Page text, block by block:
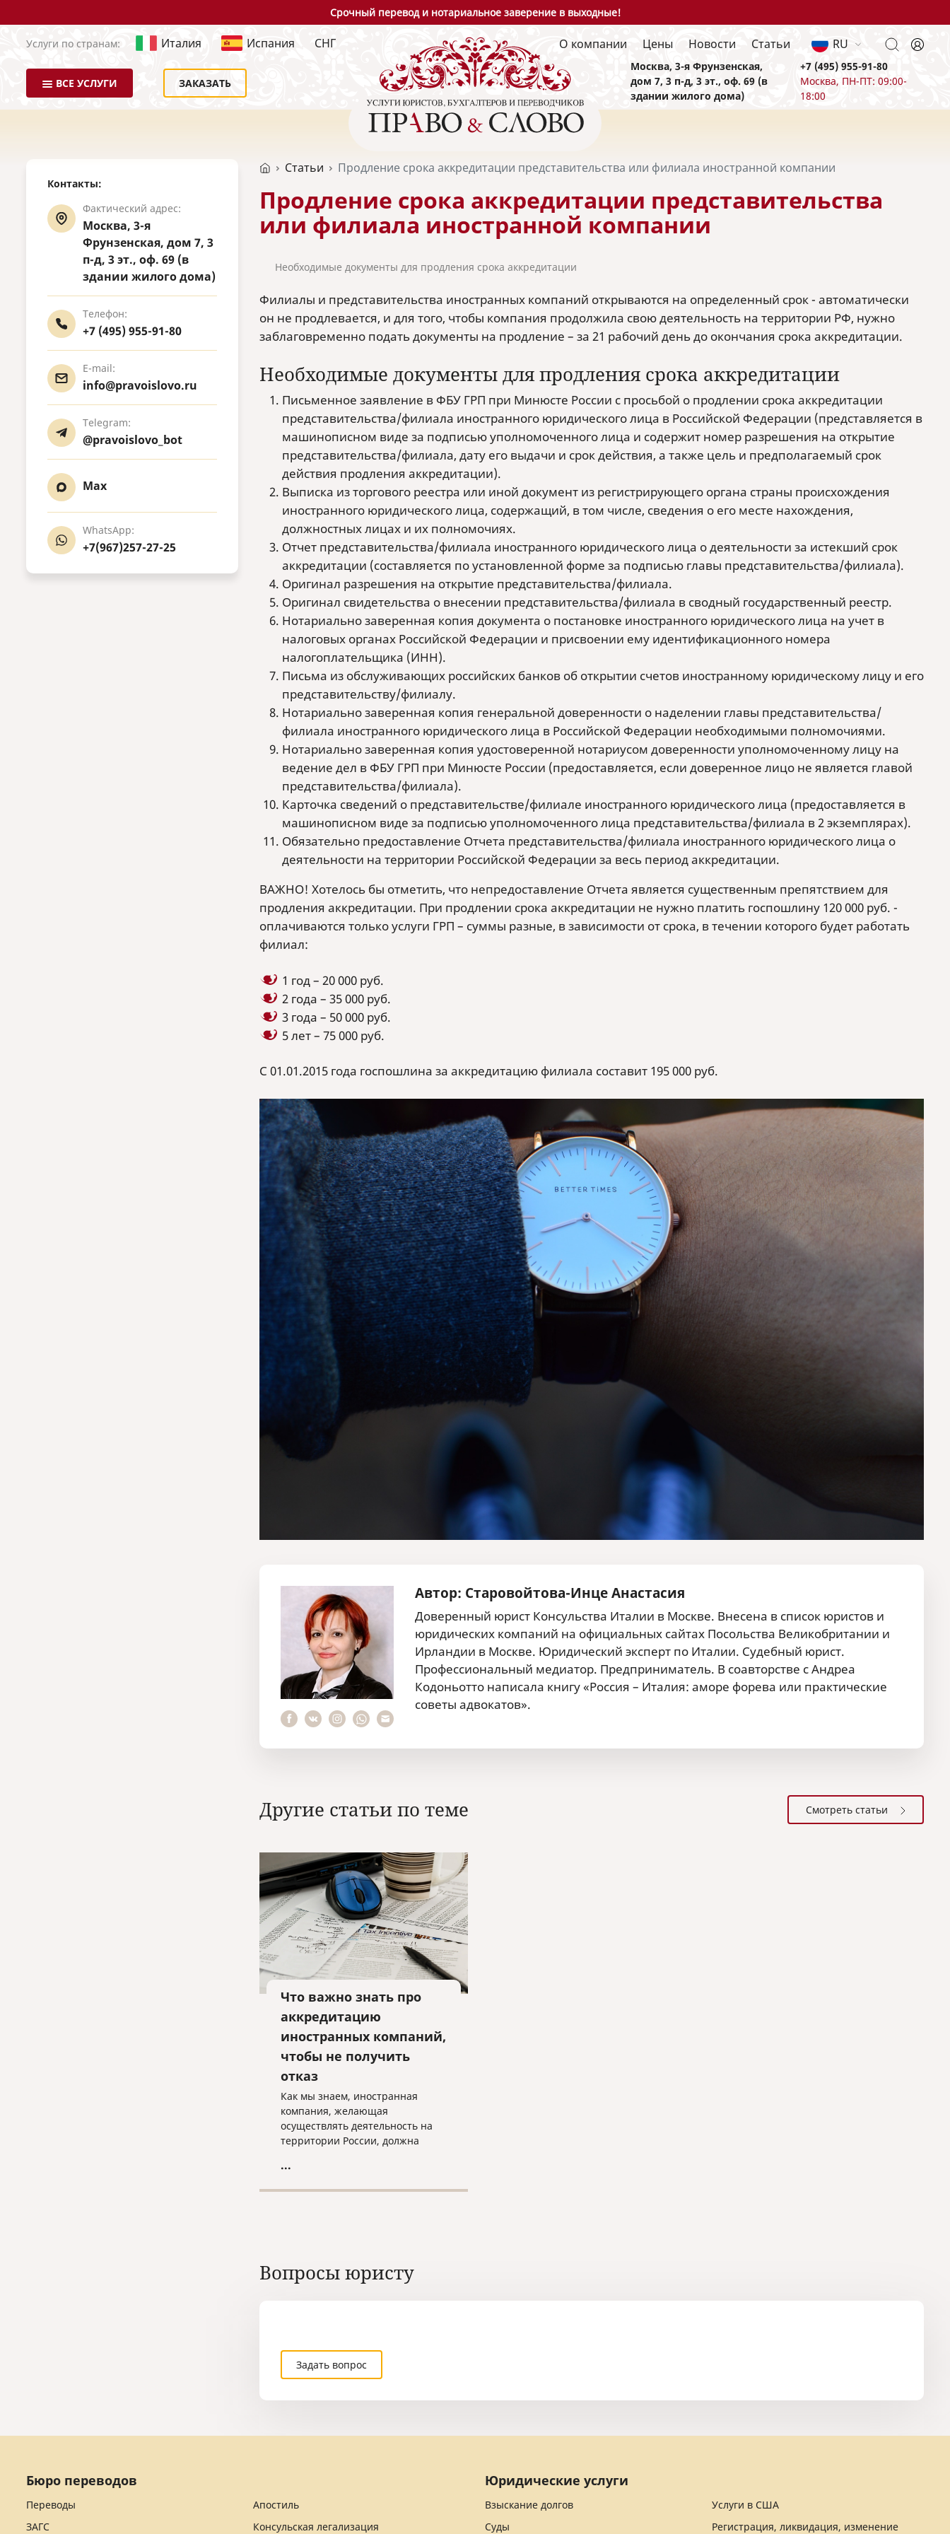
Срочный перевод и нотариальное заверение в выходные!
Услуги по странам: Италия Испания СНГ
ВСЕ УСЛУГИ ЗАКАЗАТЬ
О компании Цены Новости Статьи RU
Москва, 3-я Фрунзенская,
дом 7, 3 п-д, 3 эт., оф. 69 (в
здании жилого дома)
+7 (495) 955-91-80
Москва, ПН-ПТ: 09:00-
18:00
Контакты:
Фактический адрес:
Москва, 3-я
Фрунзенская, дом 7, 3
п-д, 3 эт., оф. 69 (в
здании жилого дома)
Телефон:
+7 (495) 955-91-80
E-mail:
info@pravoislovo.ru
Telegram:
@pravoislovo_bot
Max
WhatsApp:
+7(967)257-27-25
Статьи Продление срока аккредитации представительства или филиала иностранной компании
Продление срока аккредитации представительства
или филиала иностранной компании
Необходимые документы для продления срока аккредитации
Филиалы и представительства иностранных компаний открываются на определенный срок - автоматически
он не продлевается, и для того, чтобы компания продолжила свою деятельность на территории РФ, нужно
заблаговременно подать документы на продление – за 21 рабочий день до окончания срока аккредитации.
Необходимые документы для продления срока аккредитации
Письменное заявление в ФБУ ГРП при Минюсте России с просьбой о продлении срока аккредитации
представительства/филиала иностранного юридического лица в Российской Федерации (представляется в
машинописном виде за подписью уполномоченного лица и содержит номер разрешения на открытие
представительства/филиала, дату его выдачи и срок действия, а также цель и предполагаемый срок
действия продления аккредитации).
Выписка из торгового реестра или иной документ из регистрирующего органа страны происхождения
иностранного юридического лица, содержащий, в том числе, сведения о его месте нахождения,
должностных лицах и их полномочиях.
Отчет представительства/филиала иностранного юридического лица о деятельности за истекший срок
аккредитации (составляется по установленной форме за подписью главы представительства/филиала).
Оригинал разрешения на открытие представительства/филиала.
Оригинал свидетельства о внесении представительства/филиала в сводный государственный реестр.
Нотариально заверенная копия документа о постановке иностранного юридического лица на учет в
налоговых органах Российской Федерации и присвоении ему идентификационного номера
налогоплательщика (ИНН).
Письма из обслуживающих российских банков об открытии счетов иностранному юридическому лицу и его
представительству/филиалу.
Нотариально заверенная копия генеральной доверенности о наделении главы представительства/
филиала иностранного юридического лица в Российской Федерации необходимыми полномочиями.
Нотариально заверенная копия удостоверенной нотариусом доверенности уполномоченному лицу на
ведение дел в ФБУ ГРП при Минюсте России (предоставляется, если доверенное лицо не является главой
представительства/филиала).
Карточка сведений о представительстве/филиале иностранного юридического лица (предоставляется в
машинописном виде за подписью уполномоченного лица представительства/филиала в 2 экземплярах).
Обязательно предоставление Отчета представительства/филиала иностранного юридического лица о
деятельности на территории Российской Федерации за весь период аккредитации.
ВАЖНО! Хотелось бы отметить, что непредоставление Отчета является существенным препятствием для
продления аккредитации. При продлении срока аккредитации не нужно платить госпошлину 120 000 руб. -
оплачиваются только услуги ГРП – суммы разные, в зависимости от срока, в течении которого будет работать
филиал:
1 год – 20 000 руб.
2 года – 35 000 руб.
3 года – 50 000 руб.
5 лет – 75 000 руб.
С 01.01.2015 года госпошлина за аккредитацию филиала составит 195 000 руб.
Автор: Старовойтова-Инце Анастасия
Доверенный юрист Консульства Италии в Москве. Внесена в список юристов и
юридических компаний на официальных сайтах Посольства Великобритании и
Ирландии в Москве. Юридический эксперт по Италии. Судебный юрист.
Профессиональный медиатор. Предприниматель. В соавторстве с Андреа
Кодоньотто написала книгу «Россия – Италия: аморе форева или практические
советы адвокатов».
Другие статьи по теме Смотреть статьи
Что важно знать про
аккредитацию
иностранных компаний,
чтобы не получить
отказ
Как мы знаем, иностранная
компания, желающая
осуществлять деятельность на
территории России, должна
аккредитации.
...
Вопросы юристу
Задать вопрос
Бюро переводов
Переводы
Апостиль
ЗАГС
Консульская легализация
Юридические услуги
Взыскание долгов
Услуги в США
Суды
Регистрация, ликвидация, изменение